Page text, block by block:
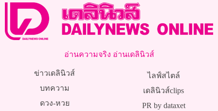
อ่านความจริง อ่านเดลินิวส์
ข่าวเดลินิวส์
บทความ
ดวง-หวย
ไลฟ์สไตล์
เดลินิวส์clips
PR by dataxet